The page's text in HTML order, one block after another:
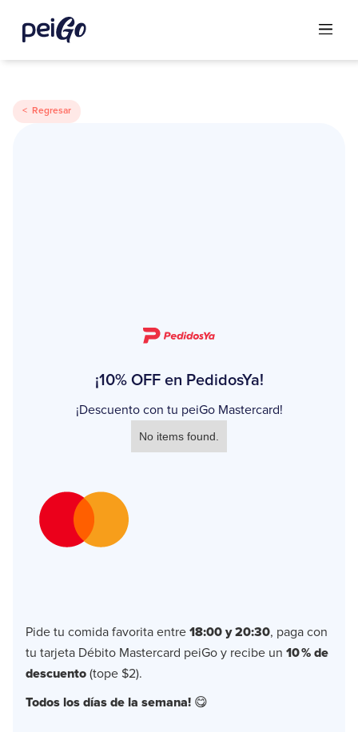
< Regresar
¡10% OFF en PedidosYa!
¡Descuento con tu peiGo Mastercard!
No items found.
Pide tu comida favorita entre 18:00 y 20:30, paga con
tu tarjeta Débito Mastercard peiGo y recibe un 10 % de
descuento (tope $2).
Todos los días de la semana! 😋